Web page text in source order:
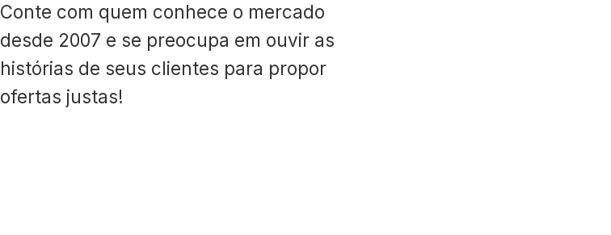
Conte com quem conhece o mercado
desde 2007 e se preocupa em ouvir as
histórias de seus clientes para propor
ofertas justas!